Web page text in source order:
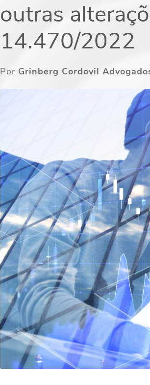
outras
14.470/2022
Por Grinberg Cordovil